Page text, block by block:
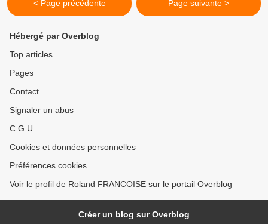
< Page précédente Page suivante >
Hébergé par Overblog
Top articles
Pages
Contact
Signaler un abus
C.G.U.
Cookies et données personnelles
Préférences cookies
Voir le profil de Roland FRANCOISE sur le portail Overblog
Créer un blog sur Overblog